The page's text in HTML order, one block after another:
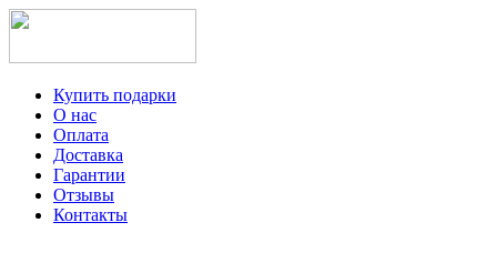
Купить подарки
О нас
Оплата
Доставка
Гарантии
Отзывы
Контакты